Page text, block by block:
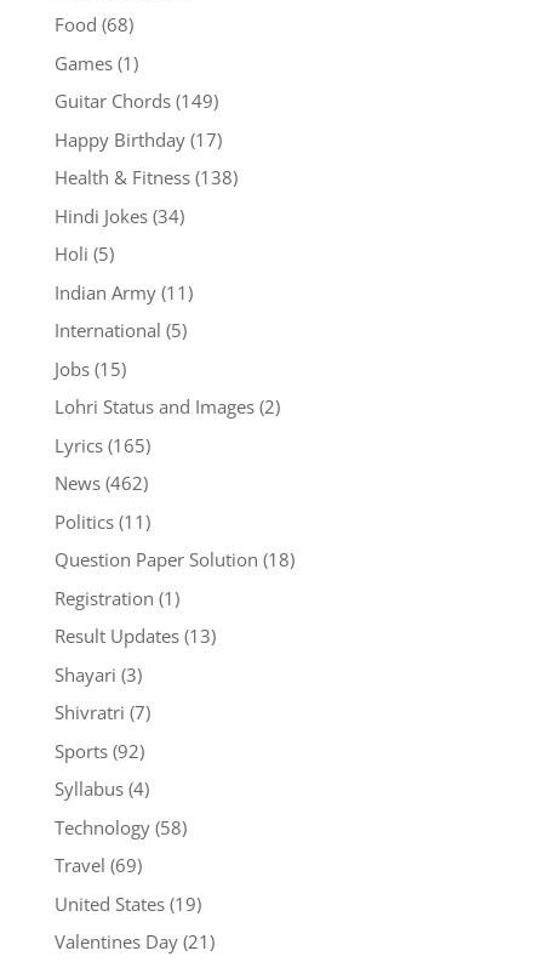
Food (68)
Games(1)
Guitar Chords(149)
Happy Birthday(17)
Health & Fitness(138)
Hindi Jokes(34)
Holi (5)
Indian Army(11)
International (5)
Jobs(15)
Lohri Status and Images(2)
Lyrics(165)
News(462)
Politics(11)
Question Paper Solution (18)
Registration (1)
Result Updates(13)
Shayari (3)
Shivratri (7)
Sports(92)
Syllabus(4)
Technology(58)
Travel (69)
United States(19)
Valentines Day(21)